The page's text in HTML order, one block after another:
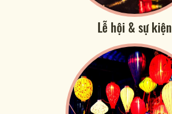
Lễ hội & sự kiện